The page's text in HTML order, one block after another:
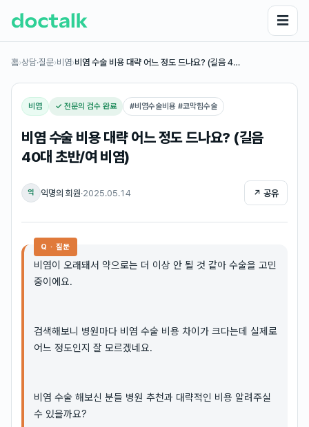
☰
홈›상담·질문›비염›비염 수술 비용 대략 어느 정도 드나요? (길음 4…
비염 ✓ 전문의 검수 완료 #비염수술비용 #코막힘수술
비염 수술 비용 대략 어느 정도 드나요? (길음
40대 초반/여 비염)
익 익명의 회원·2025.05.14 ↗ 공유
Q · 질문
비염이 오래돼서 약으로는 더 이상 안 될 것 같아 수술을 고민
중이에요.
검색해보니 병원마다 비염 수술 비용 차이가 크다는데 실제로
어느 정도인지 잘 모르겠네요.
비염 수술 해보신 분들 병원 추천과 대략적인 비용 알려주실
수 있을까요?